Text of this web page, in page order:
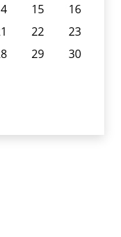
15
16
22
23
29
30